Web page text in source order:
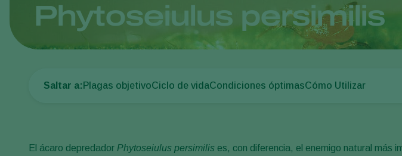
Phytoseiulus persimilis
Saltar a: Plagas objetivoCiclo de vidaCondiciones óptimasCómo Utilizar
El ácaro depredador Phytoseiulus persimilis es, con diferencia, el enemigo natural más